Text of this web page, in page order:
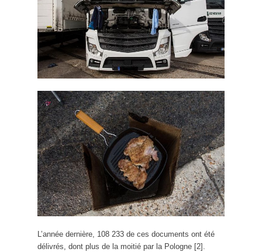
L’année dernière, 108 233 de ces documents ont été
délivrés, dont plus de la moitié par la Pologne [2].